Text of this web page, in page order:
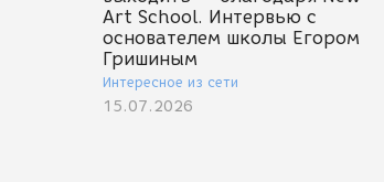
Art School. Интервью с
основателем школы Егором
Гришиным
Интересное из сети
15.07.2026